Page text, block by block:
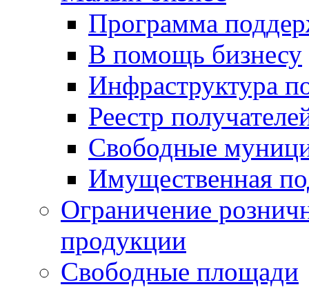
Программа
В помощь бизнесу
Инфраструктура
Реестр
Свободные
Имущественная
Ограничение
продукции
Свободные площади